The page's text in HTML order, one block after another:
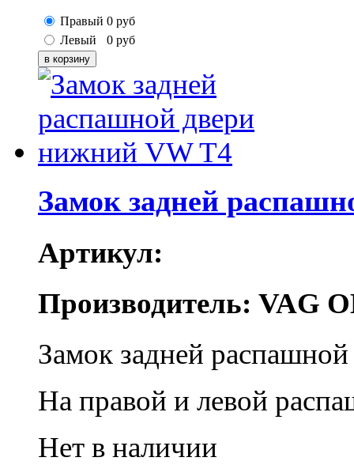
Правый 0 руб
Левый
0 руб
Замок задней
Артикул:
Производитель: VAG
Замок задней
На правой и левой
Нет в наличии